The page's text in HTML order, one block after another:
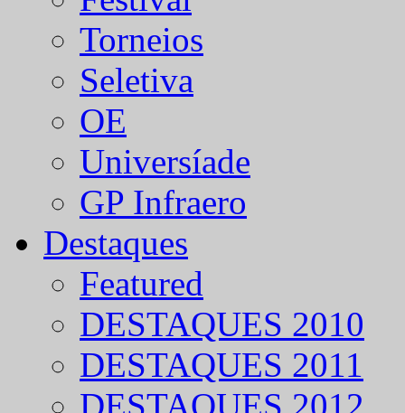
Torneios
Seletiva
OE
Universíade
GP Infraero
Destaques
Featured
DESTAQUES 2010
DESTAQUES 2011
DESTAQUES 2012